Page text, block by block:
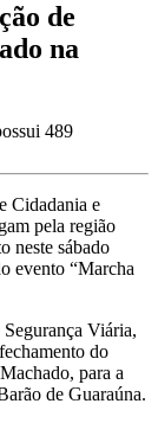
de
na
489
Cidadania e
pela região
neste sábado
evento “Marcha
Viária,
do
para a
de Guaraúna.